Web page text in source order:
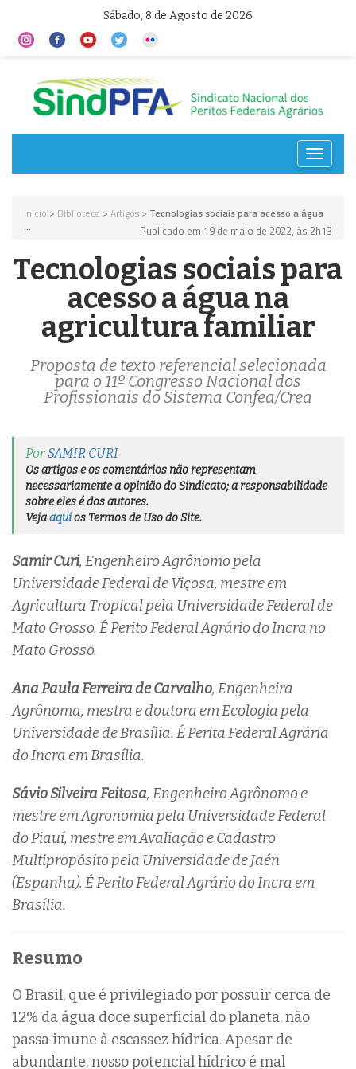
Sábado, 8 de Agosto de 2026
Toggle
Inicio > Biblioteca > Artigos > Tecnologias sociais para acesso a água
...
Publicado em 19 de maio de 2022, às 2h13
Tecnologias sociais para
acesso a água na
agricultura familiar
Proposta de texto referencial selecionada
para o 11º Congresso Nacional dos
Profissionais do Sistema Confea/Crea
PorSAMIR CURI
Os artigos e os comentários não representam
necessariamente a opinião do Sindicato; a responsabilidade
sobre eles é dos autores.
Vejaaquios Termos de Uso do Site.
Samir Curi, Engenheiro Agrônomo pela
Universidade Federal de Viçosa, mestre em
Agricultura Tropical pela Universidade Federal de
Mato Grosso. É Perito Federal Agrário do Incra no
Mato Grosso.
Ana Paula Ferreira de Carvalho, Engenheira
Agrônoma, mestra e doutora em Ecologia pela
Universidade de Brasília. É Perita Federal Agrária
do Incra em Brasília.
Sávio Silveira Feitosa, Engenheiro Agrônomo e
mestre em Agronomia pela Universidade Federal
do Piauí, mestre em Avaliação e Cadastro
Multipropósito pela Universidade de Jaén
(Espanha). É Perito Federal Agrário do Incra em
Brasília.
Resumo
O Brasil, que é privilegiado por possuir cerca de
12% da água doce superficial do planeta, não
passa imune à escassez hídrica. Apesar de
abundante, nosso potencial hídrico é mal